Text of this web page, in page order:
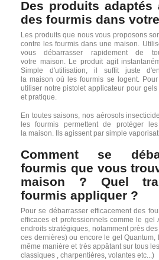
Des produits adaptés
des fourmis dans
Les produits que nous vous proposons
contre les fourmis dans une maison.
vous débarrasser rapidement de
votre maison. Le produit agit
Simple d'utilisation, il suffit juste
la maison où les fourmis se logent.
utiliser notre pistolet applicateur pour
et pratique.
En toutes saisons, nos aérosols
les fourmis permettent de protéger
la maison. Ils agissent par simple
Comment se
fourmis que vous
maison ? Quel
fourmis appliquer ?
Pour se débarrasser efficacement des
efficaces et professionnels comme le gel
endroits stratégiques, notamment près
ces dernières) ou encore le gel
même manière et très appâtant sur tous
classiques , charpentières, volantes etc...)